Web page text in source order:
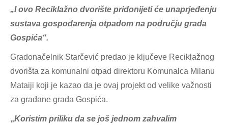
„I ovo Reciklažno dvorište pridonijeti će unaprjeđenju
sustava gospodarenja otpadom na području grada
Gospića“.
Gradonačelnik Starčević predao je ključeve Reciklažnog
dvorišta za komunalni otpad direktoru Komunalca Milanu
Mataiji koji je kazao da je ovaj projekt od velike važnosti
za građane grada Gospića.
„Koristim priliku da se još jednom zahvalim